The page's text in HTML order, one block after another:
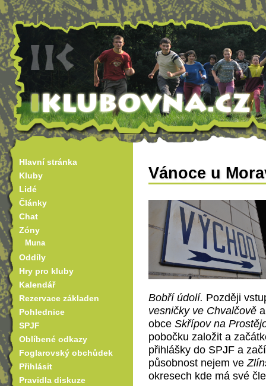
Vánoce u
Bobří údolí. Později
vesničky ve Chvalčově
obce Skřípov na
pobočku založit a
přihlášky do SPJF a
působnost nejem ve
okresech kde má své
Hlavní stránka
Kluby
Lidé
Články
Chat
Zóny
Muna
Oddíly
Hry pro kluby
Kalendář
Rezervace základen
Pohlednice
SPJF
Oblíbené odkazy
Foglarovský obchůdek
Přihlásit
Pravidla diskuze